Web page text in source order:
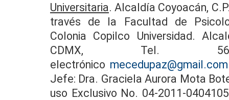
Universitaria. Alcaldía Coyoacán,
través de la Facultad de
Colonia Copilco Universidad.
CDMX, Tel.
electrónico mecedupaz@gmail.com
Jefe: Dra. Graciela Aurora Mota
uso Exclusivo No. 04-2011-